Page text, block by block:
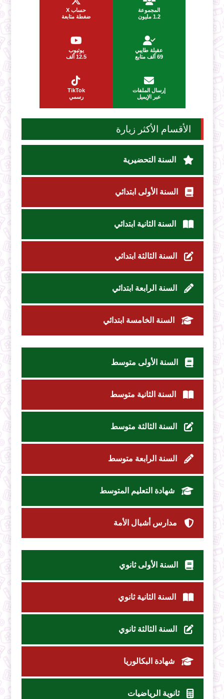
المجموعة
1.2 مليون
حساب X
ضغطة متابعة
عقيلة طايبي
69 ألف متابع
يوتيوب
12.5 ألف
إرسال الملفات
عبر الإيميل
TikTok
رسمي
الأقسام الأكثر زيارة
السنة التحضيرية
السنة الأولى ابتدائي
السنة الثانية ابتدائي
السنة الثالثة ابتدائي
السنة الرابعة ابتدائي
السنة الخامسة ابتدائي
السنة الأولى متوسط
السنة الثانية متوسط
السنة الثالثة متوسط
السنة الرابعة متوسط
شهادة التعليم المتوسط
مدارس أشبال الأمة
السنة الأولى ثانوي
السنة الثانية ثانوي
السنة الثالثة ثانوي
شهادة البكالوريا
ثانوية الرياضيات